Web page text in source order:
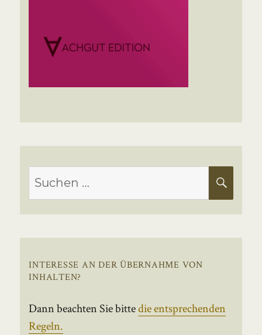
Suchen
nach:
INTERESSE AN DER ÜBERNAHME VON
INHALTEN?
Dann beachten Sie bittedie entsprechenden
Regeln.